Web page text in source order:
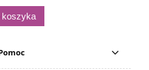
koszyka